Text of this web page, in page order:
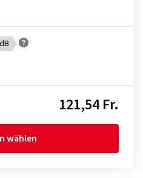
121,54 Fr.
wählen